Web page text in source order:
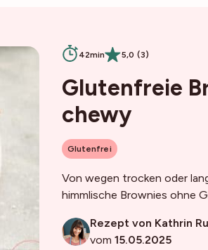
42min 5,0 (3)
Glutenfreie
chewy
Glutenfrei
Von wegen trocken oder
himmlische Brownies ohne
Rezept von Kathrin
vom 15.05.2025